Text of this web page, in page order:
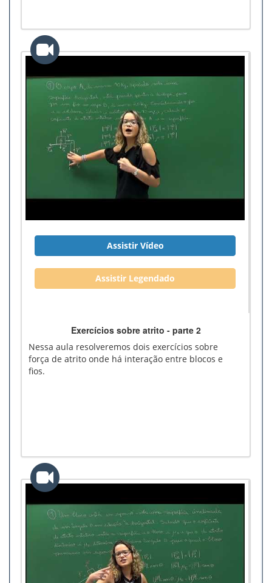
Assistir Vídeo
Assistir Legendado
Exercícios sobre atrito - parte 2
Nessa aula resolveremos dois exercícios sobre
força de atrito onde há interação entre blocos e
fios.